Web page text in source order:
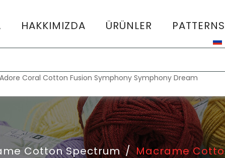
HAKKIMIZDA ÜRÜNLER PATTERNS
Adore Coral Cotton Fusion Symphony Symphony Dream
Cotton Spectrum / Macrame